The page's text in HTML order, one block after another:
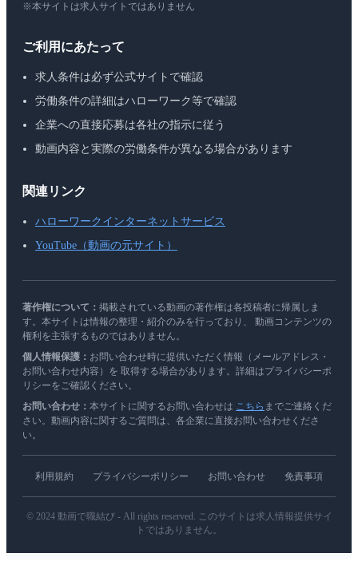
※本サイトは求人サイトではありません
ご利用にあたって
求人条件は必ず公式サイトで確認
労働条件の詳細はハローワーク等で確認
企業への直接応募は各社の指示に従う
動画内容と実際の労働条件が異なる場合があります
関連リンク
ハローワークインターネットサービス
YouTube（動画の元サイト）
著作権について： 掲載されている動画の著作権は各投稿者に帰属しま
す。本サイトは情報の整理・紹介のみを行っており、 動画コンテンツの
権利を主張するものではありません。
個人情報保護： お問い合わせ時に提供いただく情報（メールアドレス・
お問い合わせ内容）を 取得する場合があります。詳細はプライバシーポ
リシーをご確認ください。
お問い合わせ： 本サイトに関するお問い合わせは こちら までご連絡くだ
さい。動画内容に関するご質問は、各企業に直接お問い合わせくださ
い。
利用規約 プライバシーポリシー お問い合わせ 免責事項
© 2024 動画で職結び - All rights reserved. このサイトは求人情報提供サイ
トではありません。